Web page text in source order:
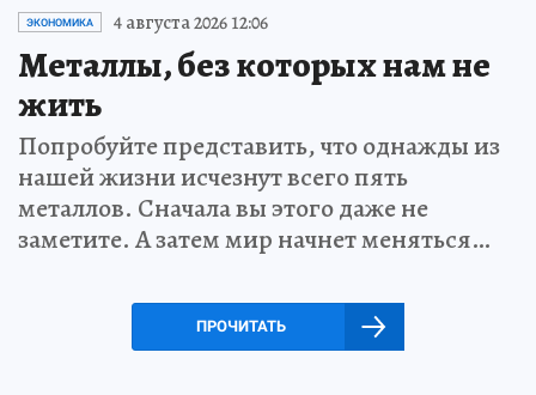
ЭКОНОМИКА 4 августа 2026 12:06
Металлы, без которых нам не
жить
Попробуйте представить, что однажды из
нашей жизни исчезнут всего пять
металлов. Сначала вы этого даже не
заметите. А затем мир начнет меняться…
ПРОЧИТАТЬ